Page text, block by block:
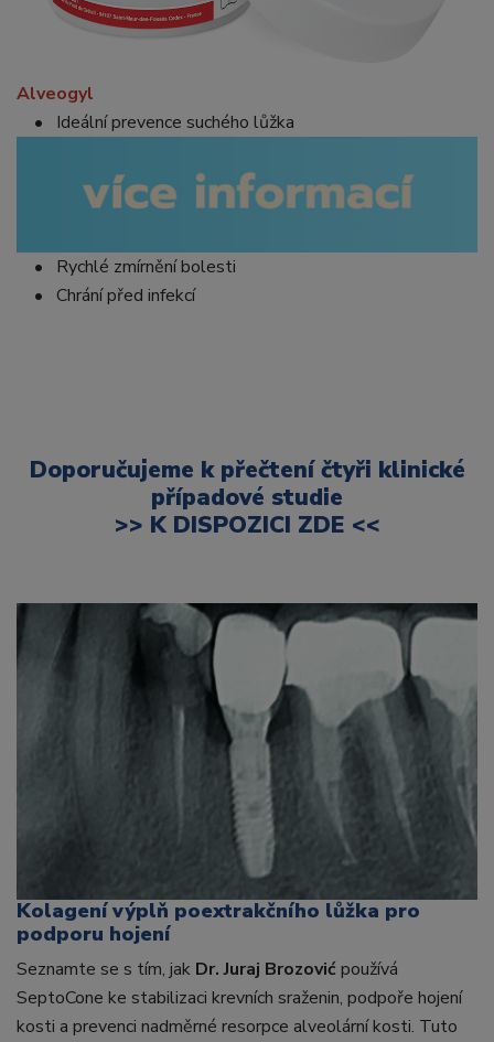
Alveogyl
• Ideální prevence suchého lůžka
• Rychlé zmírnění bolesti
• Chrání před infekcí
Doporučujeme k přečtení čtyři klinické
případové studie
>> K DISPOZICI ZDE <<
Kolagení výplň poextrakčního lůžka pro
podporu hojení
Seznamte se s tím, jak Dr. Juraj Brozović používá
SeptoCone ke stabilizaci krevních sraženin, podpoře hojení
kosti a prevenci nadměrné resorpce alveolární kosti. Tuto